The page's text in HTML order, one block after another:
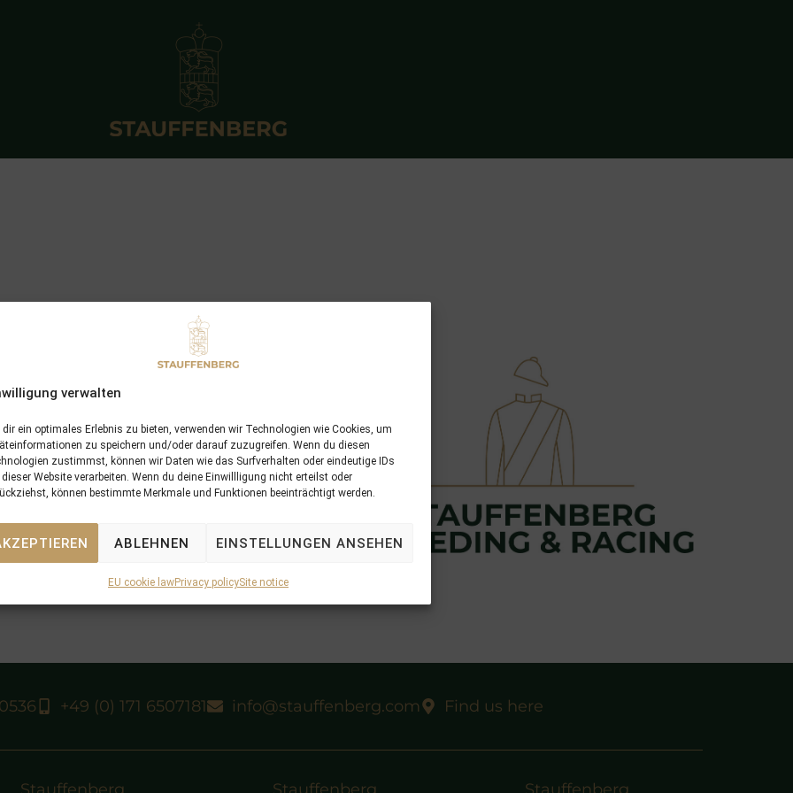
verwalten
dir ein optimales Erlebnis zu bieten, verwenden wir Technologien wie Cookies, um
zu speichern und/oder darauf zuzugreifen. Wenn du diesen
zustimmst, können wir Daten wie das Surfverhalten oder eindeutige IDs
Website verarbeiten. Wenn du deine Einwillligung nicht erteilst oder
können bestimmte Merkmale und Funktionen beeinträchtigt werden.
ABLEHNEN EINSTELLUNGEN ANSEHEN
EU cookie lawPrivacy policySite notice
+49 (0) 171 6507181 info@stauffenberg.com Find us here